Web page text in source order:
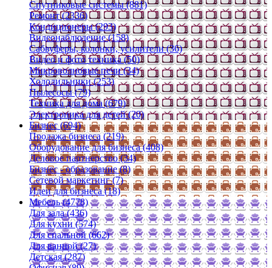
Спутниковые системы (881)
Ремонт (2336)
Кондиционеры (293)
Видеонаблюдение (158)
Сабвуферы, колонки, усилители (36)
Видео и фото техника (50)
Микроволновые печи (34)
Холодильники (253)
Пылесосы (79)
Техника для дома (679)
Электроника для детей (20)
Бизнес (694)
Продажа бизнеса (219)
Оборудование для бизнеса (408)
Деловое партнерство (34)
Бизнес - образование (8)
Сетевой маркетинг (7)
Идеи для бизнеса (18)
Мебель (4778)
Для зала (436)
Для кухни (574)
Для спальной (662)
Для ванной (27)
Детская (287)